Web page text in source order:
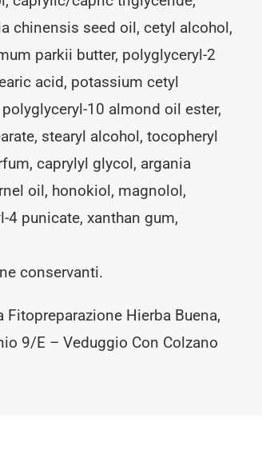
chinensis seed oil, cetyl alcohol,
parkii butter, polyglyceryl-2
acid, potassium cetyl
10 almond oil ester,
stearyl alcohol, tocopheryl
caprylyl glycol, argania
oil, honokiol, magnolol,
4 punicate, xanthan gum,
conservanti.
Fitopreparazione Hierba Buena,
9/E – Veduggio Con Colzano